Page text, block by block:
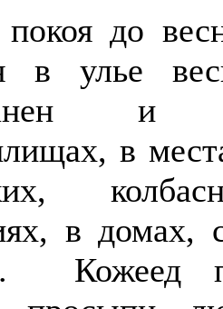
покоя до
в улье
и
в
в домах,
Кожеед